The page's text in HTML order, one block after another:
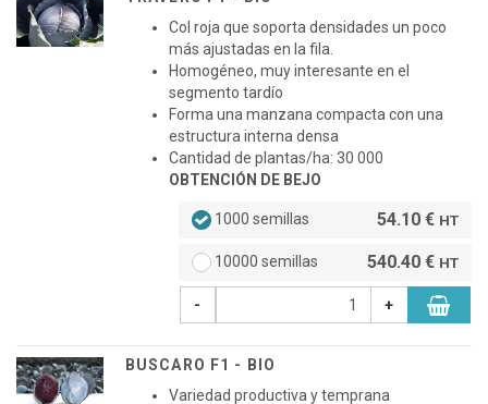
Col roja que soporta densidades un poco
más ajustadas en la fila.
Homogéneo, muy interesante en el
segmento tardío
Forma una manzana compacta con una
estructura interna densa
Cantidad de plantas/ha: 30 000
OBTENCIÓN DE BEJO
1000 semillas 54.10 € HT
10000 semillas 540.40 € HT
- +
BUSCARO F1 - BIO
Variedad productiva y temprana